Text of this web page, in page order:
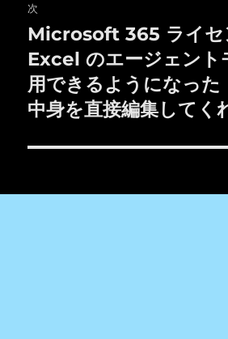
ー
シ
ョ
ン
次
次
の
投
稿:
Microsoft 365 ライセ
Excel のエージェント
用できるようになった
中身を直接編集してく